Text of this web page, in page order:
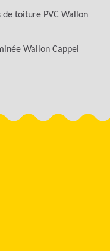
de toiture PVC Wallon
Wallon Cappel